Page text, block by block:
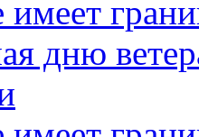
имеет
дню